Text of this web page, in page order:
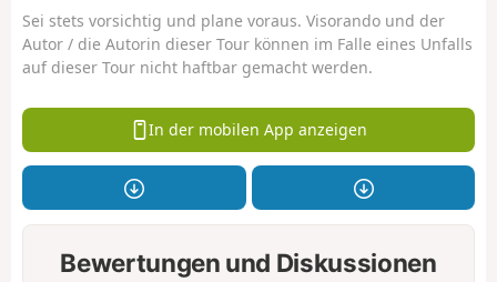
Sei stets vorsichtig und plane voraus. Visorando und der
Autor / die Autorin dieser Tour können im Falle eines Unfalls
auf dieser Tour nicht haftbar gemacht werden.
In der mobilen App anzeigen
Bewertungen und Diskussionen